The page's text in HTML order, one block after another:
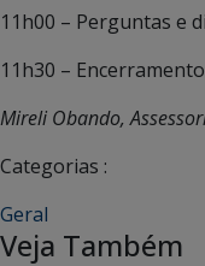
11h00 – Perguntas e
11h30 – Encerramento
Mireli Obando,
Categorias :
Geral
Veja Também